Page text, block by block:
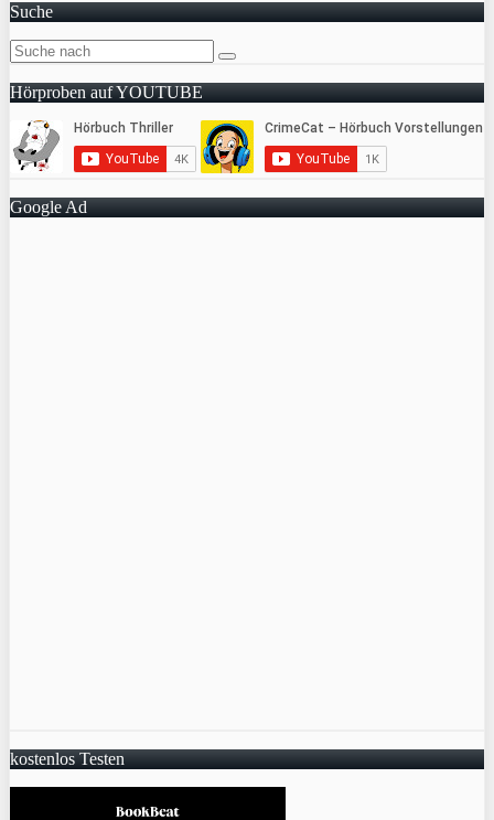
Suche
Hörproben auf YOUTUBE
Google Ad
kostenlos Testen